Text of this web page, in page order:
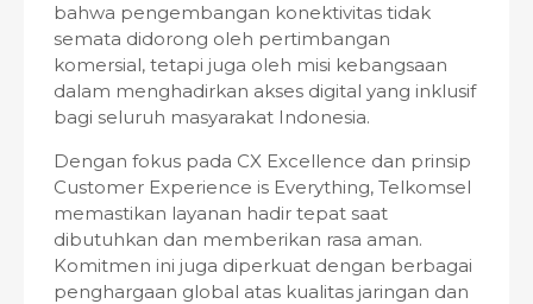
bahwa pengembangan konektivitas tidak
semata didorong oleh pertimbangan
komersial, tetapi juga oleh misi kebangsaan
dalam menghadirkan akses digital yang inklusif
bagi seluruh masyarakat Indonesia.
Dengan fokus pada CX Excellence dan prinsip
Customer Experience is Everything, Telkomsel
memastikan layanan hadir tepat saat
dibutuhkan dan memberikan rasa aman.
Komitmen ini juga diperkuat dengan berbagai
penghargaan global atas kualitas jaringan dan